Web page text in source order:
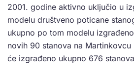
2001. godine aktivno uključio u
modelu društveno poticane
ukupno po tom modelu
novih 90 stanova na
će izgrađeno ukupno 676